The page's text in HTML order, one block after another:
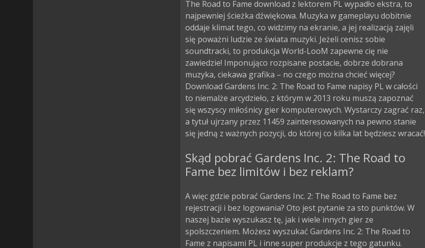
The Road to Fame download z lektorem PL wypadło ekstra, to
najpewniej ścieżka dźwiękowa. Muzyka w gameplayu dobitnie
oddaje klimat tego, co widzimy na ekranie, a jej realizacją zajęli
się poważni ludzie ze świata muzyki. Jeżeli cenisz sobie
soundtracki, to produkcja World-LooM zapewne cię nie
zawiedzie! Imponująco rozpisane postacie, dobrze dobrana
muzyka, ciekawa grafika – no czego można chcieć więcej?
Download Gardens Inc. 2: The Road to Fame napisy PL w całości
to niemalże arcydzieło, z którym w 2013 roku muszą zapoznać
się wszyscy miłośnicy gier komputerowych. Wystarczy zagrać raz,
a tytuł ujrzany przez 11459 zainteresowanych na pewno stanie
się jedną z ważnych pozycji, do której co kilka lat będziesz wracać!
Skąd pobrać Gardens Inc. 2: The Road to
Fame bez limitów i bez reklam?
A więc gdzie pobrać Gardens Inc. 2: The Road to Fame bez
rejestracji i bez logowania? Oto jest pytanie za sto punktów. W
naszej bazie wyszukasz tę, jak i wiele innych gier ze
spolszczeniem. Możesz wyszukać Gardens Inc. 2: The Road to
Fame z napisami PL i inne super produkcje z tego gatunku.